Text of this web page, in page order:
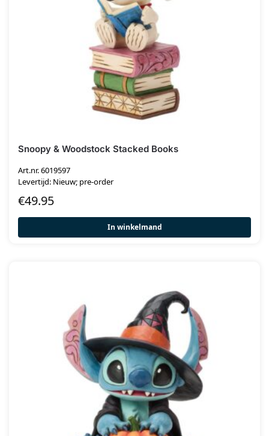
Snoopy & Woodstock Stacked Books
Art.nr. 6019597
Levertijd: Nieuw; pre-order
€49.95
In winkelmand